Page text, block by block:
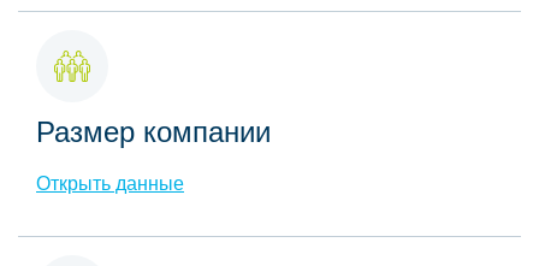
Размер компании
Открыть данные